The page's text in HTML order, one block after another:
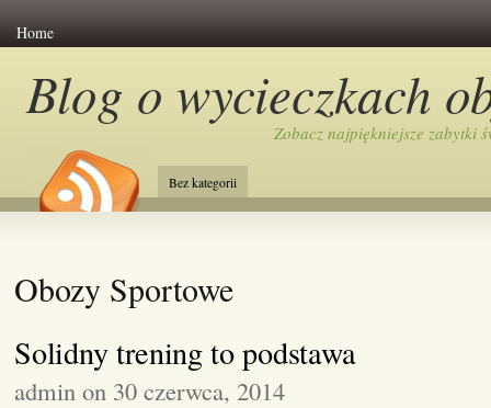
Home
Blog o wycieczkach
Zobacz najpiękniejsze zabytki
Bez kategorii
Obozy Sportowe
Solidny trening to podstawa
admin on 30 czerwca, 2014